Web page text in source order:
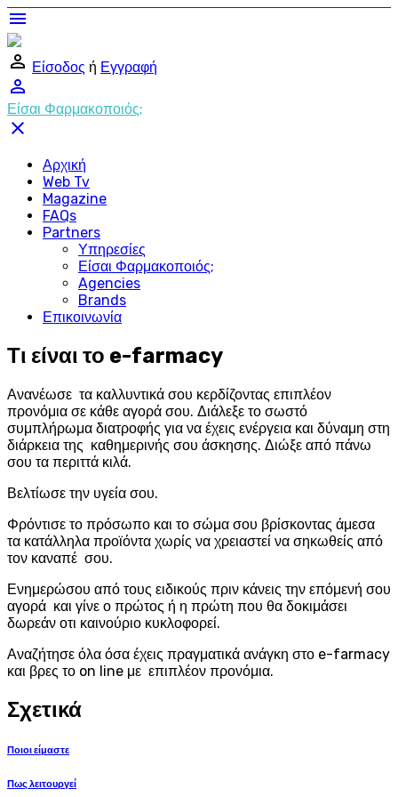
menu
perm_identity Είσοδος ή Εγγραφή
perm_identity
Είσαι Φαρμακοποιός;
close
Αρχική
Web Tv
Magazine
FAQs
Partners
Υπηρεσίες
Είσαι Φαρμακοποιός;
Agencies
Brands
Επικοινωνία
Τι είναι το e-farmacy
Ανανέωσε τα καλλυντικά σου κερδίζοντας επιπλέον
προνόμια σε κάθε αγορά σου. Διάλεξε το σωστό
συμπλήρωμα διατροφής για να έχεις ενέργεια και δύναμη στη
διάρκεια της καθημερινής σου άσκησης. Διώξε από πάνω
σου τα περιττά κιλά.
Βελτίωσε την υγεία σου.
Φρόντισε το πρόσωπο και το σώμα σου βρίσκοντας άμεσα
τα κατάλληλα προϊόντα χωρίς να χρειαστεί να σηκωθείς από
τον καναπέ σου.
Ενημερώσου από τους ειδικούς πριν κάνεις την επόμενή σου
αγορά και γίνε ο πρώτος ή η πρώτη που θα δοκιμάσει
δωρεάν οτι καινούριο κυκλοφορεί.
Αναζήτησε όλα όσα έχεις πραγματικά ανάγκη στο e-farmacy
και βρες το on line με επιπλέον προνόμια.
Σχετικά
Ποιοι είμαστε
Πως λειτουργεί